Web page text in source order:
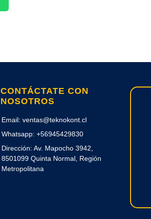
CONTÁCTATE CON
NOSOTROS
Email: ventas@teknokont.cl
Whatsapp: +56945429830
Dirección: Av. Mapocho 3942,
8501099 Quinta Normal, Región
Metropolitana